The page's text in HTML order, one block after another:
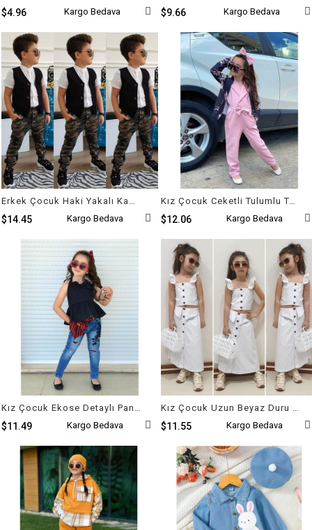
$4.96 Kargo Bedava $9.66 Kargo Bedava
Erkek Çocuk Haki Yakalı Kamuflaj Takım
$14.45 Kargo Bedava
Kız Çocuk Ceketli Tulumlu Takım
$12.06 Kargo Bedava
Kız Çocuk Ekose Detaylı Pantolonlu Takım
$11.49 Kargo Bedava
Kız Çocuk Uzun Beyaz Duru Takımı
$11.55 Kargo Bedava